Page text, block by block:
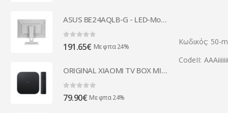
Κωδικός: 50-
CodeII:
ASUS BE24AQLB-G - LED-Monitor - 61.13cm (24.1)
0 out of 5
191.65€ Με φπα 24%
ORIGINAL XIAOMI TV BOX MI (S) EU
0out of 5
79.90€ Με φπα 24%